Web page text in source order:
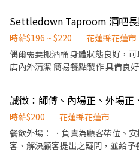
Settledown Taproom 酒吧
時薪$196 ~ $220
花蓮縣花蓮市
偶爾需要搬酒桶 身體狀態良好，
店內外清潔 簡易餐點製作 具備良
時薪$200
花蓮縣花蓮市
餐飲外場： ．負責為顧客帶位、
客、解決顧客提出之疑問，並給